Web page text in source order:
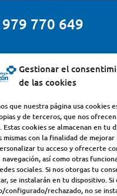
Gestionar el
de las cookies
que nuestra página usa cookies
y de terceros, que nos
Estas cookies se almacenan en tu
mismas con la finalidad de mejorar
tu acceso y ofrecerte
navegación, así como otras
sociales. Si nos otorgas tu
se instalarán en tu dispositivo.
configurado/rechazado, no se
979 770 649
y Seminario Sagrado
y León, s/n – 34200 –
– Teléfono 979770649